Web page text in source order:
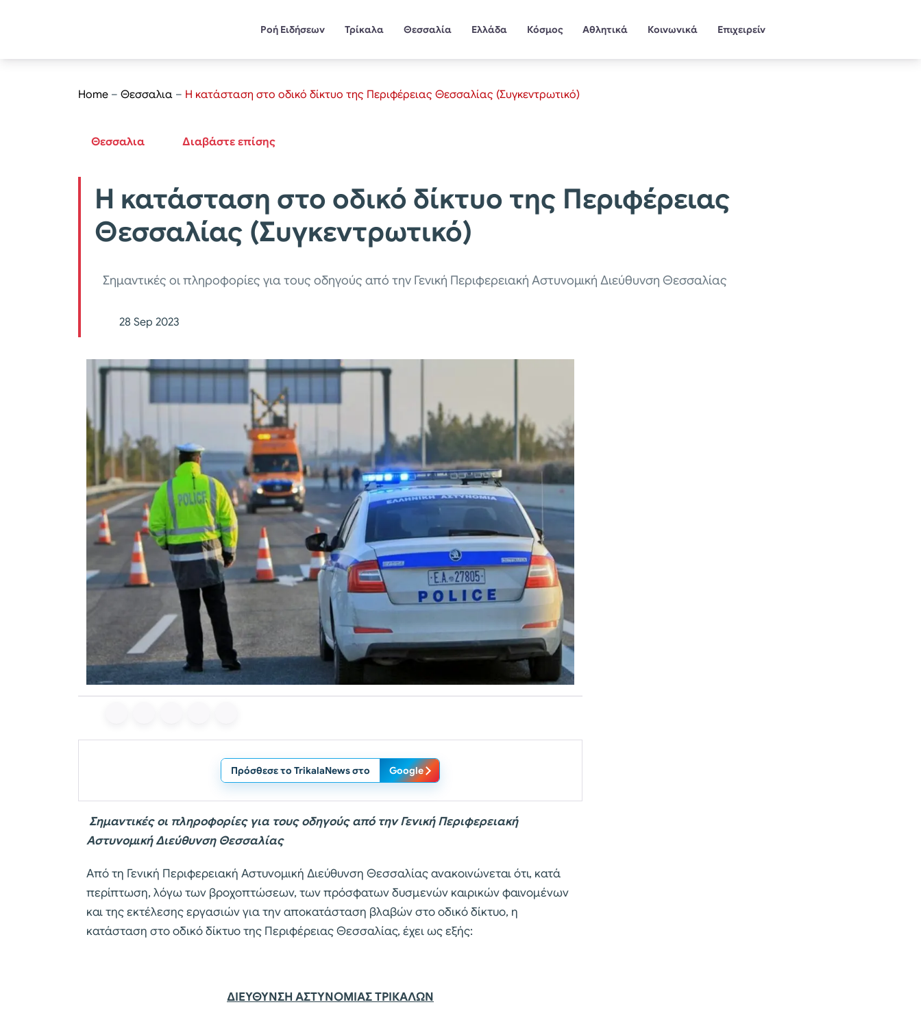
Ροή Ειδήσεων Τρίκαλα Θεσσαλία Ελλάδα Κόσμος Αθλητικά Κοινωνικά Επιχειρείν
Home – Θεσσαλια – Η κατάσταση στο οδικό δίκτυο της Περιφέρειας Θεσσαλίας (Συγκεντρωτικό)
Θεσσαλια Διαβάστε επίσης
Η κατάσταση στο οδικό δίκτυο της Περιφέρειας
Θεσσαλίας (Συγκεντρωτικό)
Σημαντικές οι πληροφορίες για τους οδηγούς από την Γενική Περιφερειακή Αστυνομική Διεύθυνση Θεσσαλίας
28 Sep 2023
Πρόσθεσε το TrikalaNews στο Google
Σημαντικές οι πληροφορίες για τους οδηγούς από την Γενική Περιφερειακή
Αστυνομική Διεύθυνση Θεσσαλίας
Από τη Γενική Περιφερειακή Αστυνομική Διεύθυνση Θεσσαλίας ανακοινώνεται ότι, κατά
περίπτωση, λόγω των βροχοπτώσεων, των πρόσφατων δυσμενών καιρικών φαινομένων
και της εκτέλεσης εργασιών για την αποκατάσταση βλαβών στο οδικό δίκτυο, η
κατάσταση στο οδικό δίκτυο της Περιφέρειας Θεσσαλίας, έχει ως εξής:
ΔΙΕΥΘΥΝΣΗ ΑΣΤΥΝΟΜΙΑΣ ΤΡΙΚΑΛΩΝ